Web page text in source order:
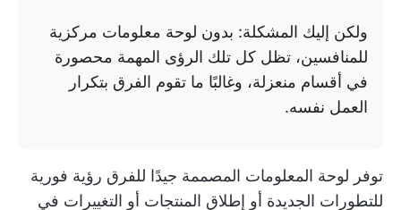
ولكن إليك المشكلة: بدون لوحة معلومات مركزية
للمنافسين، تظل كل تلك الرؤى المهمة محصورة
في أقسام منعزلة، وغالبًا ما تقوم الفرق بتكرار
العمل نفسه.
توفر لوحة المعلومات المصممة جيدًا للفرق رؤية فورية
للتطورات الجديدة أو إطلاق المنتجات أو التغييرات في